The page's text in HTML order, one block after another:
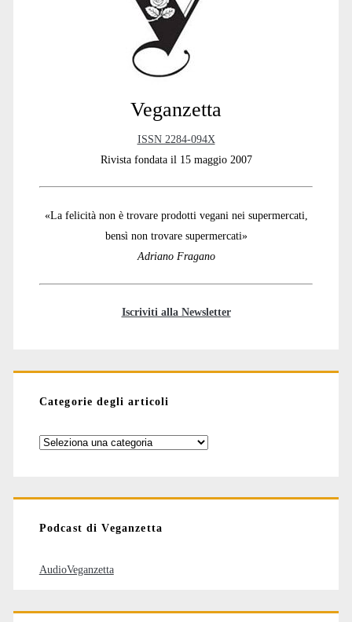
Veganzetta
ISSN 2284-094X
Rivista fondata il 15 maggio 2007
«La felicità non è trovare prodotti vegani nei supermercati,
bensì non trovare supermercati»
Adriano Fragano
Iscriviti alla Newsletter
Categorie degli articoli
Categorie
Podcast di Veganzetta
AudioVeganzetta